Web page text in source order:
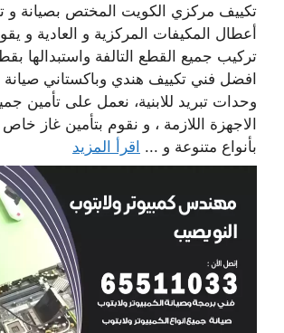
تكييف مركزي الكويت المختص بصيانة و
أعطال المكيفات المركزية و العادية و
تركيب جميع القطع التالفة واستبدالها
افضل فني تكييف هندي وباكستاني صيانة
وحدات تبريد للابنية، نعمل على تأمين
الاجهزة اللازمة ، و نقوم بتأمين غاز
بأنواع متنوعة و ... اقرأ المزيد